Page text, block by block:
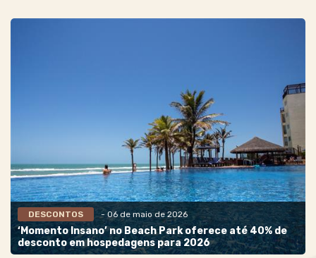
DESCONTOS - 06 de maio de 2026
‘Momento Insano’ no Beach Park oferece até 40% de
desconto em hospedagens para 2026